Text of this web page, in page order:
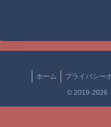
腸が強
ホーム プライバシー
© 2019-2026